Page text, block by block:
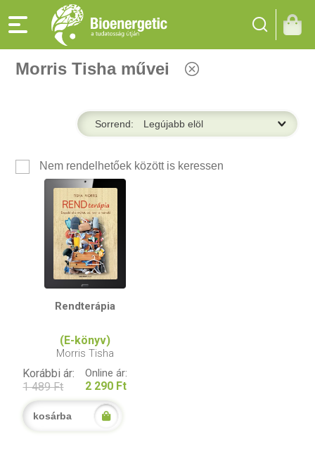
Morris Tisha művei
Sorrend:
Nem rendelhetőek között is keressen
Rendterápia
(E-könyv)
Morris Tisha
Korábbi ár:
1 489 Ft
Online ár:
2 290 Ft
kosárba